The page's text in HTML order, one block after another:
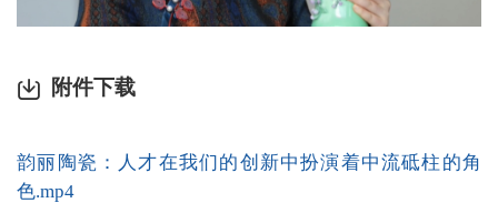
附件下载
韵丽陶瓷：人才在我们的创新中扮演着中流砥柱的角
色.mp4